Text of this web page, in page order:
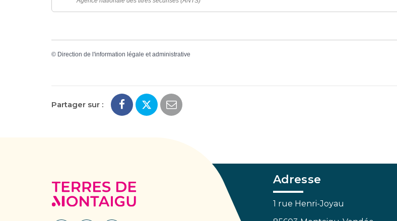
© Direction de l'information légale et administrative
Partager sur :
Adresse
1 rue Henri-Joyau